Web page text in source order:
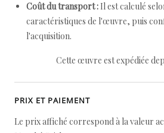
Coût du transport : Il est calculé
caractéristiques de l'œuvre, puis
l'acquisition.
Cette œuvre est expédiée
PRIX ET PAIEMENT
Le prix affiché correspond à la valeur